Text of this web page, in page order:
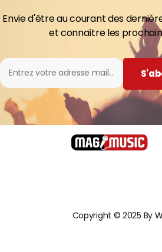
Envie d'être au courant des
et connaître les
Copyright © 2025 By